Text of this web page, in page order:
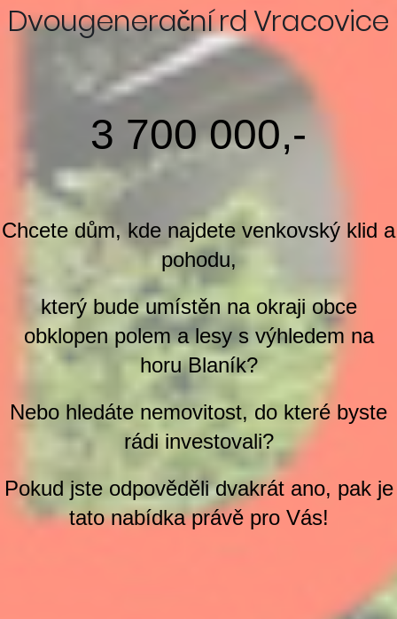
Dvougenerační rd Vracovice
3 700 000,-
Chcete dům, kde najdete venkovský klid a
pohodu,
který bude umístěn na okraji obce
obklopen polem a lesy s výhledem na
horu Blaník?
Nebo hledáte nemovitost, do které byste
rádi investovali?
Pokud jste odpověděli dvakrát ano, pak je
tato nabídka právě pro Vás!